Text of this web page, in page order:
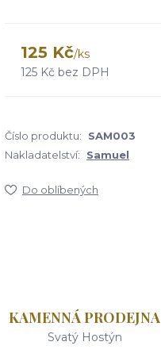
125 Kč/ks
125 Kč bez DPH
Číslo produktu: SAM003
Nakladatelství:
Samuel
Do oblíbených
KAMENNÁ PRODEJNA
Svatý Hostýn